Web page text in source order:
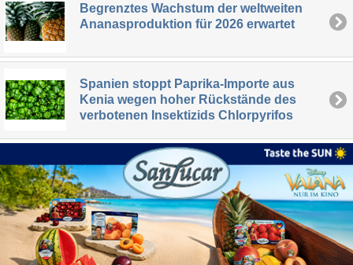
Begrenztes Wachstum der weltweiten
Ananasproduktion für 2026 erwartet
Spanien stoppt Paprika-Importe aus
Kenia wegen hoher Rückstände des
verbotenen Insektizids Chlorpyrifos